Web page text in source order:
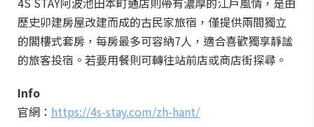
歷史卯建房屋改建而成的古民家旅宿，僅提供兩間獨立
的閣樓式套房，每房最多可容納7人，適合喜歡獨享靜謐
的旅客投宿。若要用餐則可轉往站前店或商店街探尋。
Info
官網： https://4s-stay.com/zh-hant/